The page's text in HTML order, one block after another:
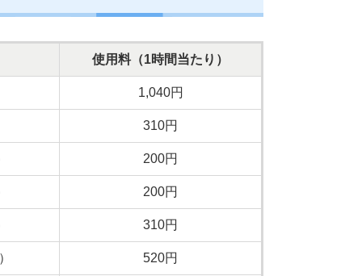
使用料（1時間当たり）
1,040円
310円
200円
200円
310円
520円